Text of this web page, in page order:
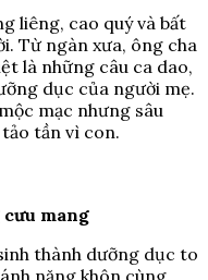
liêng, cao quý và bất
Từ ngàn xưa, ông cha
là những câu ca dao,
dục của người mẹ.
mạc nhưng sâu
tần vì con.
mang
thành dưỡng dục to